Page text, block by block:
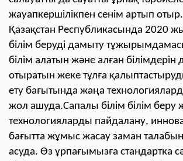
жауапкершілікпен сенім артып отыр.
Қазақстан Республикасында 2020
білім беруді дамыту
білім алатын және алған
отыратын жеке тұлға
ету бағытында жаңа
жол ашуда.Сапалы білім білім
технологияларды пайдалану,
бағытта жұмыс жасау заман
асуда. Өз ұрпағымызға стандартка